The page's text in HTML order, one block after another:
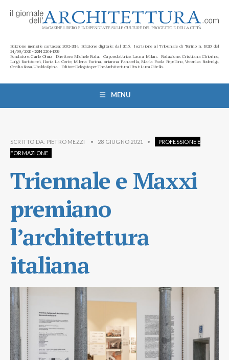
Edizione mensile cartacea: 2002-2014. Edizione digitale: dal 2015. Iscrizione al Tribunale di Torino n. 10213 del
24/09/2020 - ISSN 2284-1369
Fondatore: Carlo Olmo. Direttore: Michele Roda. Caporedattrice: Laura Milan. Redazione: Cristiana Chiorino,
Luigi Bartolomei, Ilaria La Corte, Milena Farina, Arianna Panarella, Maria Paola Repellino, Veronica Rodenigo,
Cecilia Rosa, Ubaldo Spina. Editore Delegato per The Architectural Post: Luca Gibello.
MENU
SCRITTO DA: PIETRO MEZZI • 28 GIUGNO 2021 •
PROFESSIONE E
FORMAZIONE
Triennale e Maxxi
premiano
l’architettura
italiana